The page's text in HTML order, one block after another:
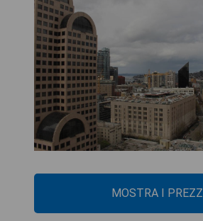
MOSTRA I PREZZI